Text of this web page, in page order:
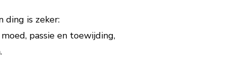
is zeker:
passie en toewijding,